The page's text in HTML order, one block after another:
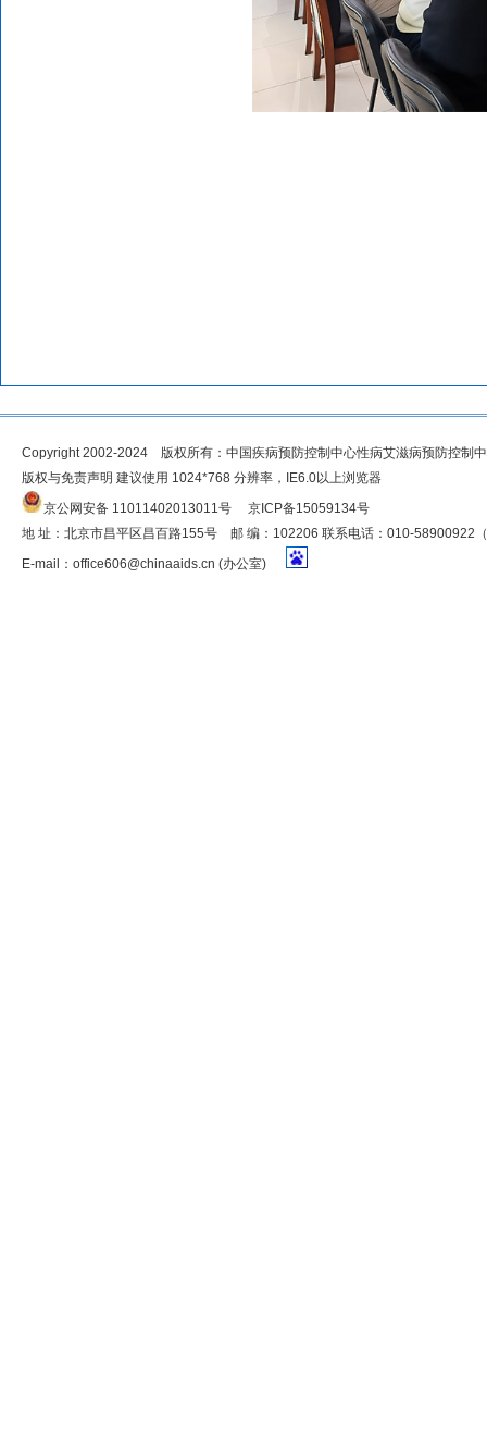
Copyright 2002-2024 版权所有：中国疾病预防控制中心性病艾滋病预防控制
版权与免责声明 建议使用 1024*768 分辨率，IE6.0以上浏览器
京公网安备 11011402013011号
京ICP备15059134号
地 址：北京市昌平区昌百路155号 邮 编：102206 联系电话：010-58900922
E-mail： office606@chinaaids.cn (办公室)